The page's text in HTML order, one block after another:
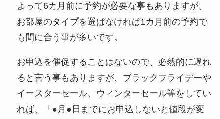
よって6カ月前に予約が必要な事もありますが、
お部屋のタイプを選ばなければ1カ月前の予約で
も間に合う事が多いです。
お申込を催促することはないので、必然的に遅れ
ると言う事もありますが、ブラックフライデーや
イースターセール、ウィンターセール等をしてい
れば、「●月●日までにお申込しないと値段が変